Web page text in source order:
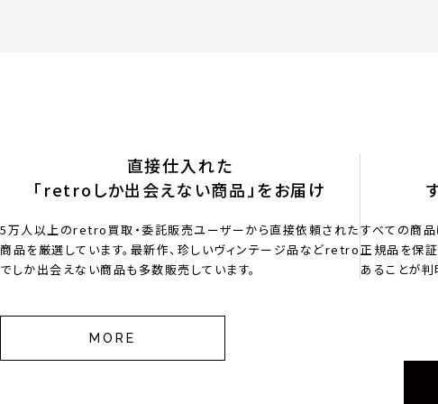
直接仕入れた
「retroしか出会えない商品」をお届け
5万人以上のretro買取・委託販売ユーザーから直接依頼された
商品を厳選しています。最新作、珍しいヴィンテージ品などretro
でしか出会えない商品も多数販売しています。
すべての商
正規品を保
あることが
MORE